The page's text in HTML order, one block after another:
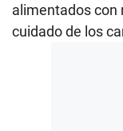
alimentados con
cuidado de los